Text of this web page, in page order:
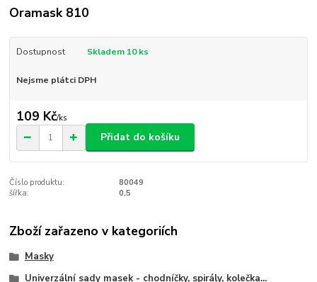
Oramask 810
Dostupnost Skladem 10 ks
Nejsme plátci DPH
109 Kč/ks
Přidat do košíku
Číslo produktu:
80049
šířka:
0,5
Zboží zařazeno v kategoriích
Masky
Univerzální sady masek - chodníčky, spirály, kolečka...